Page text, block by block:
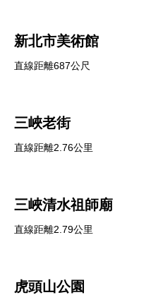
新北市美術館
直線距離687公尺
三峽老街
直線距離2.76公里
三峽清水祖師廟
直線距離2.79公里
虎頭山公園